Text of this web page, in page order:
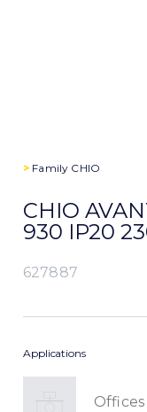
> Family CHIO
CHIO
930 IP20
627887
Applications
Offices